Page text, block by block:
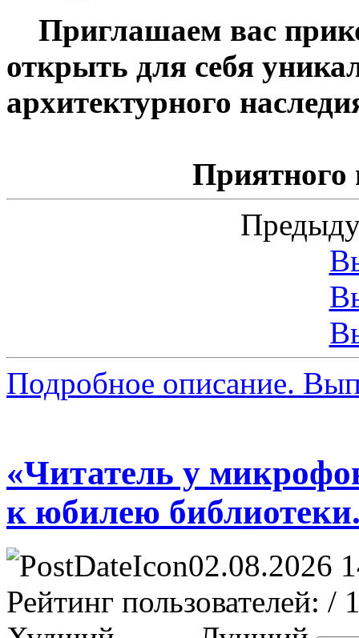
Приглашаем вас
открыть для себя
архитектурного
Подробное описание.
«Читатель у
к юбилею
02.08.2026
Рейтинг пользователей: /